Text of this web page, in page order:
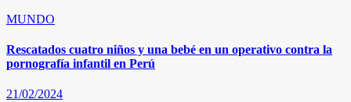
MUNDO
Rescatados cuatro niños y una bebé en un operativo contra la
pornografía infantil en Perú
21/02/2024